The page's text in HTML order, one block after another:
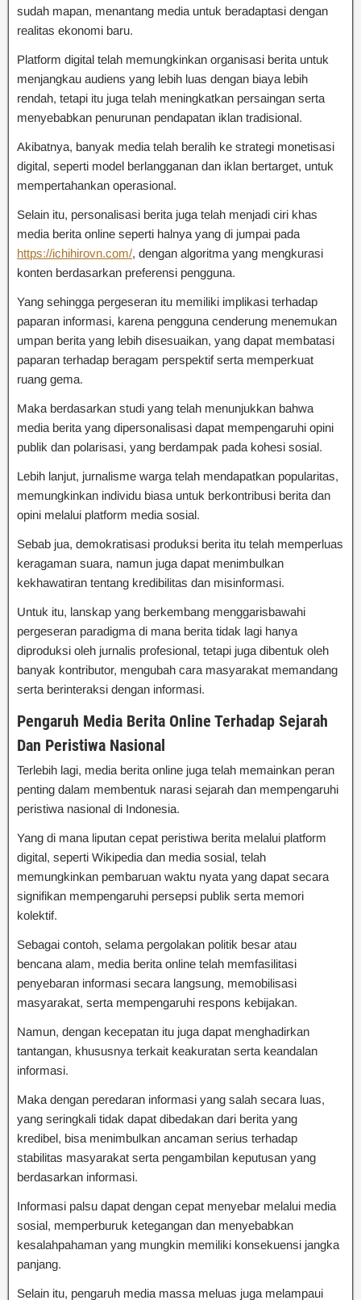
sudah mapan, menantang media untuk beradaptasi dengan
realitas ekonomi baru.
Platform digital telah memungkinkan organisasi berita untuk
menjangkau audiens yang lebih luas dengan biaya lebih
rendah, tetapi itu juga telah meningkatkan persaingan serta
menyebabkan penurunan pendapatan iklan tradisional.
Akibatnya, banyak media telah beralih ke strategi monetisasi
digital, seperti model berlangganan dan iklan bertarget, untuk
mempertahankan operasional.
Selain itu, personalisasi berita juga telah menjadi ciri khas
media berita online seperti halnya yang di jumpai pada
https://ichihirovn.com/, dengan algoritma yang mengkurasi
konten berdasarkan preferensi pengguna.
Yang sehingga pergeseran itu memiliki implikasi terhadap
paparan informasi, karena pengguna cenderung menemukan
umpan berita yang lebih disesuaikan, yang dapat membatasi
paparan terhadap beragam perspektif serta memperkuat
ruang gema.
Maka berdasarkan studi yang telah menunjukkan bahwa
media berita yang dipersonalisasi dapat mempengaruhi opini
publik dan polarisasi, yang berdampak pada kohesi sosial.
Lebih lanjut, jurnalisme warga telah mendapatkan popularitas,
memungkinkan individu biasa untuk berkontribusi berita dan
opini melalui platform media sosial.
Sebab jua, demokratisasi produksi berita itu telah memperluas
keragaman suara, namun juga dapat menimbulkan
kekhawatiran tentang kredibilitas dan misinformasi.
Untuk itu, lanskap yang berkembang menggarisbawahi
pergeseran paradigma di mana berita tidak lagi hanya
diproduksi oleh jurnalis profesional, tetapi juga dibentuk oleh
banyak kontributor, mengubah cara masyarakat memandang
serta berinteraksi dengan informasi.
Pengaruh Media Berita Online Terhadap Sejarah
Dan Peristiwa Nasional
Terlebih lagi, media berita online juga telah memainkan peran
penting dalam membentuk narasi sejarah dan mempengaruhi
peristiwa nasional di Indonesia.
Yang di mana liputan cepat peristiwa berita melalui platform
digital, seperti Wikipedia dan media sosial, telah
memungkinkan pembaruan waktu nyata yang dapat secara
signifikan mempengaruhi persepsi publik serta memori
kolektif.
Sebagai contoh, selama pergolakan politik besar atau
bencana alam, media berita online telah memfasilitasi
penyebaran informasi secara langsung, memobilisasi
masyarakat, serta mempengaruhi respons kebijakan.
Namun, dengan kecepatan itu juga dapat menghadirkan
tantangan, khususnya terkait keakuratan serta keandalan
informasi.
Maka dengan peredaran informasi yang salah secara luas,
yang seringkali tidak dapat dibedakan dari berita yang
kredibel, bisa menimbulkan ancaman serius terhadap
stabilitas masyarakat serta pengambilan keputusan yang
berdasarkan informasi.
Informasi palsu dapat dengan cepat menyebar melalui media
sosial, memperburuk ketegangan dan menyebabkan
kesalahpahaman yang mungkin memiliki konsekuensi jangka
panjang.
Selain itu, pengaruh media massa meluas juga melampaui